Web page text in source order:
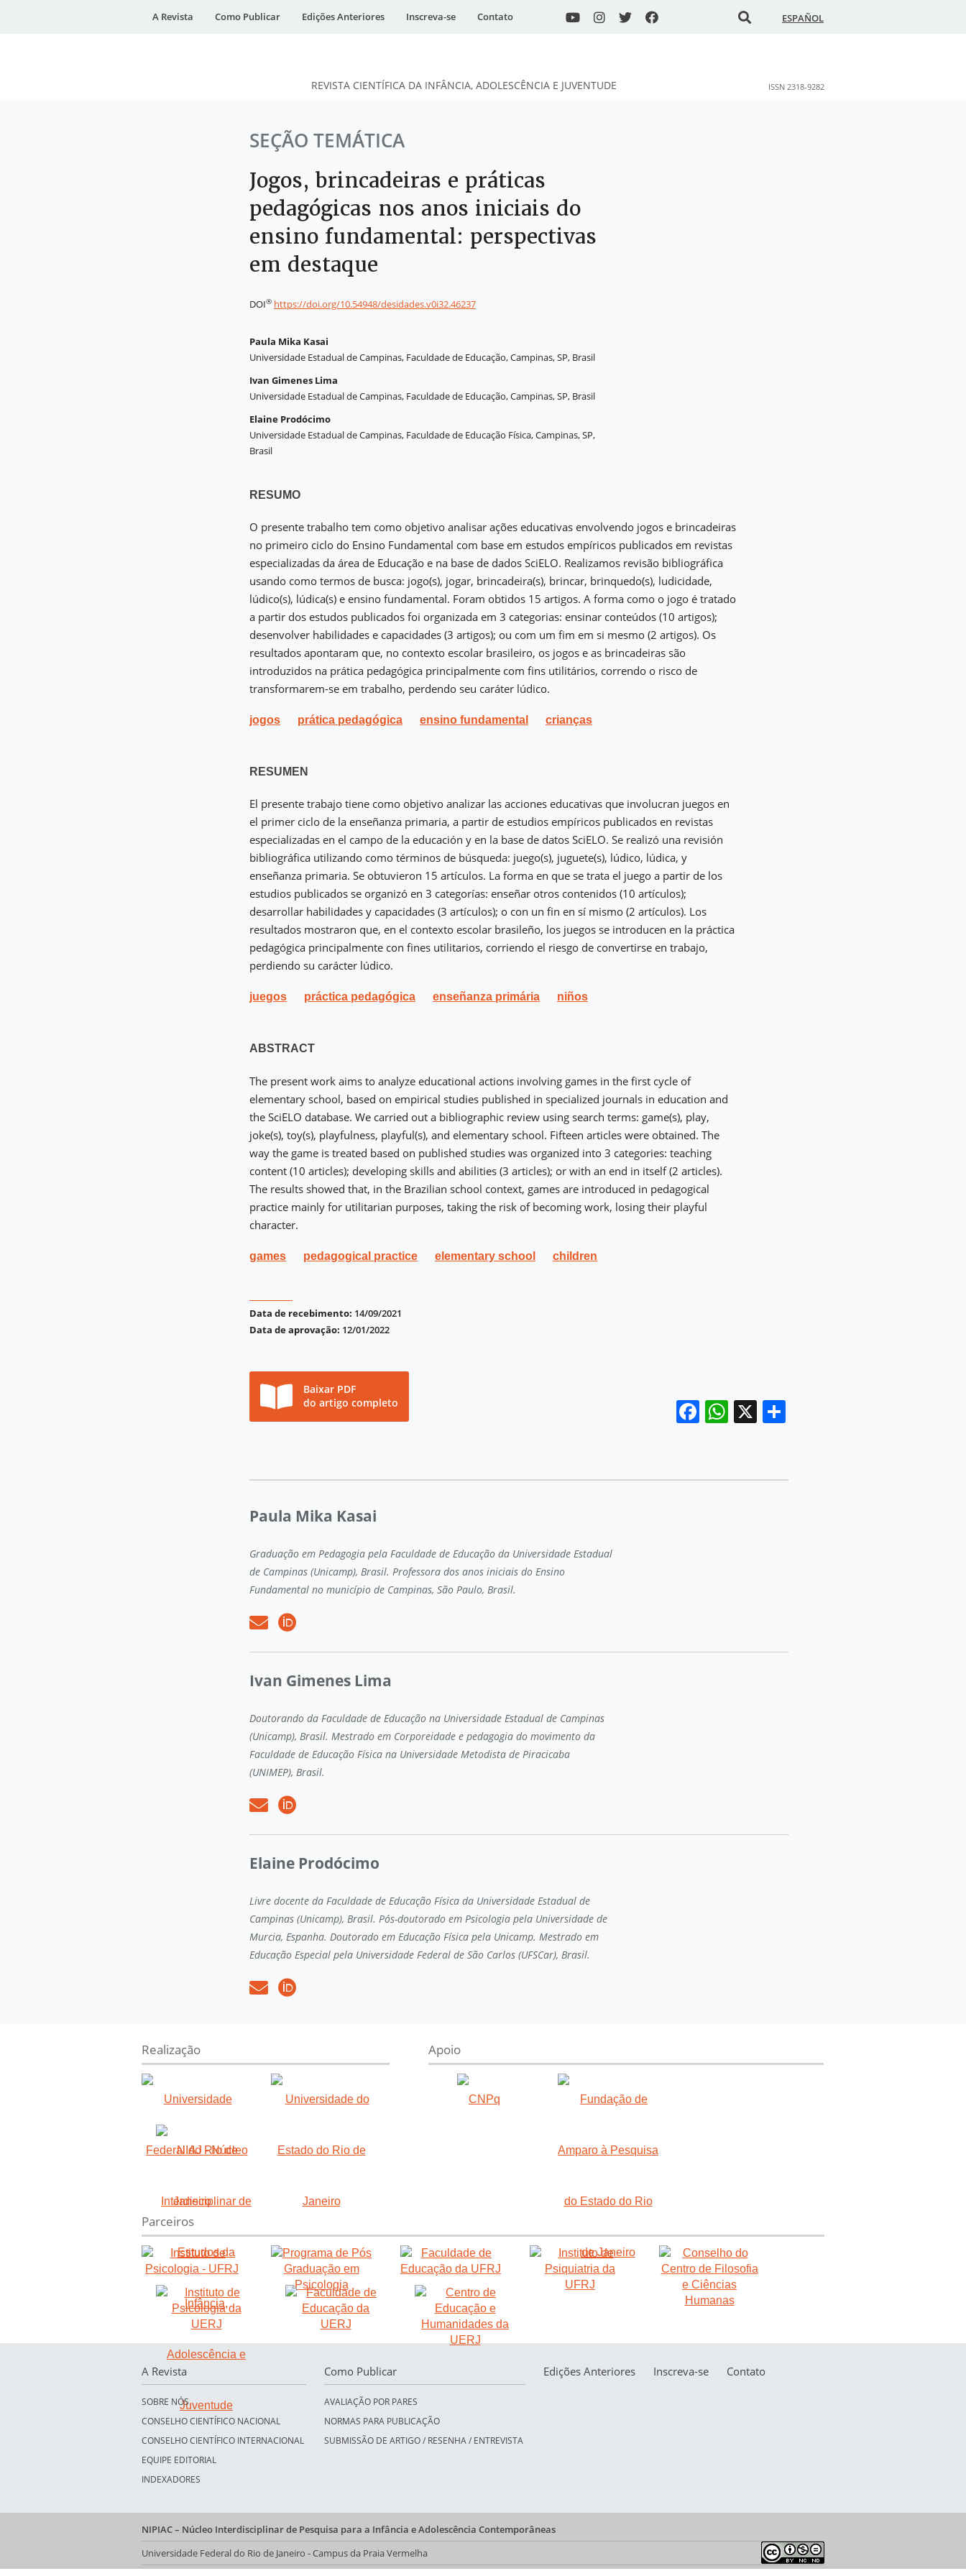
A Revista Como Publicar Edições Anteriores Inscreva-se Contato ESPAÑOL
DESidades
REVISTA CIENTÍFICA DA INFÂNCIA, ADOLESCÊNCIA E JUVENTUDE ISSN 2318-9282
SEÇÃO TEMÁTICA
Jogos, brincadeiras e práticas
pedagógicas nos anos iniciais do
ensino fundamental: perspectivas
em destaque
DOI® https://doi.org/10.54948/desidades.v0i32.46237
Paula Mika Kasai
Universidade Estadual de Campinas, Faculdade de Educação, Campinas, SP, Brasil
Ivan Gimenes Lima
Universidade Estadual de Campinas, Faculdade de Educação, Campinas, SP, Brasil
Elaine Prodócimo
Universidade Estadual de Campinas, Faculdade de Educação Física, Campinas, SP,
Brasil
RESUMO
O presente trabalho tem como objetivo analisar ações educativas envolvendo jogos e brincadeiras
no primeiro ciclo do Ensino Fundamental com base em estudos empíricos publicados em revistas
especializadas da área de Educação e na base de dados SciELO. Realizamos revisão bibliográfica
usando como termos de busca: jogo(s), jogar, brincadeira(s), brincar, brinquedo(s), ludicidade,
lúdico(s), lúdica(s) e ensino fundamental. Foram obtidos 15 artigos. A forma como o jogo é tratado
a partir dos estudos publicados foi organizada em 3 categorias: ensinar conteúdos (10 artigos);
desenvolver habilidades e capacidades (3 artigos); ou com um fim em si mesmo (2 artigos). Os
resultados apontaram que, no contexto escolar brasileiro, os jogos e as brincadeiras são
introduzidos na prática pedagógica principalmente com fins utilitários, correndo o risco de
transformarem-se em trabalho, perdendo seu caráter lúdico.
jogos prática pedagógica ensino fundamental crianças
RESUMEN
El presente trabajo tiene como objetivo analizar las acciones educativas que involucran juegos en
el primer ciclo de la enseñanza primaria, a partir de estudios empíricos publicados en revistas
especializadas en el campo de la educación y en la base de datos SciELO. Se realizó una revisión
bibliográfica utilizando como términos de búsqueda: juego(s), juguete(s), lúdico, lúdica, y
enseñanza primaria. Se obtuvieron 15 artículos. La forma en que se trata el juego a partir de los
estudios publicados se organizó en 3 categorías: enseñar otros contenidos (10 artículos);
desarrollar habilidades y capacidades (3 artículos); o con un fin en sí mismo (2 artículos). Los
resultados mostraron que, en el contexto escolar brasileño, los juegos se introducen en la práctica
pedagógica principalmente con fines utilitarios, corriendo el riesgo de convertirse en trabajo,
perdiendo su carácter lúdico.
juegos práctica pedagógica enseñanza primária niños
ABSTRACT
The present work aims to analyze educational actions involving games in the first cycle of
elementary school, based on empirical studies published in specialized journals in education and
the SciELO database. We carried out a bibliographic review using search terms: game(s), play,
joke(s), toy(s), playfulness, playful(s), and elementary school. Fifteen articles were obtained. The
way the game is treated based on published studies was organized into 3 categories: teaching
content (10 articles); developing skills and abilities (3 articles); or with an end in itself (2 articles).
The results showed that, in the Brazilian school context, games are introduced in pedagogical
practice mainly for utilitarian purposes, taking the risk of becoming work, losing their playful
character.
games pedagogical practice elementary school children
Data de recebimento: 14/09/2021
Data de aprovação: 12/01/2022
Baixar PDF
do artigo completo
Facebook
WhatsApp
X
Paula Mika Kasai
Graduação em Pedagogia pela Faculdade de Educação da Universidade Estadual
de Campinas (Unicamp), Brasil. Professora dos anos iniciais do Ensino
Fundamental no município de Campinas, São Paulo, Brasil.
Ivan Gimenes Lima
Doutorando da Faculdade de Educação na Universidade Estadual de Campinas
(Unicamp), Brasil. Mestrado em Corporeidade e pedagogia do movimento da
Faculdade de Educação Física na Universidade Metodista de Piracicaba
(UNIMEP), Brasil.
Elaine Prodócimo
Livre docente da Faculdade de Educação Física da Universidade Estadual de
Campinas (Unicamp), Brasil. Pós-doutorado em Psicologia pela Universidade de
Murcia, Espanha. Doutorado em Educação Física pela Unicamp. Mestrado em
Educação Especial pela Universidade Federal de São Carlos (UFSCar), Brasil.
Realização Apoio
Parceiros
A Revista
SOBRE NÓS
CONSELHO CIENTÍFICO NACIONAL
CONSELHO CIENTÍFICO INTERNACIONAL
EQUIPE EDITORIAL
INDEXADORES
Como Publicar
AVALIAÇÃO POR PARES
NORMAS PARA PUBLICAÇÃO
SUBMISSÃO DE ARTIGO / RESENHA / ENTREVISTA
Edições Anteriores Inscreva-se Contato
NIPIAC – Núcleo Interdisciplinar de Pesquisa para a Infância e Adolescência Contemporâneas
Universidade Federal do Rio de Janeiro - Campus da Praia Vermelha